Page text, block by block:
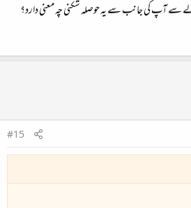
سے آپ کی جانب سے یہ حوصلہ شکنی چہ معنی دارد؟
#15